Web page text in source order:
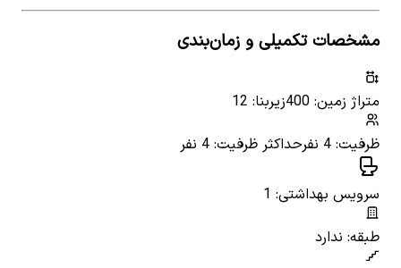
مشخصات تکمیلی و زمان‌بندی
متراژ زمین: 400
زیربنا: 12
ظرفیت: 4 نفر
حداکثر ظرفیت: 4 نفر
سرویس بهداشتی: 1
طبقه: ندارد